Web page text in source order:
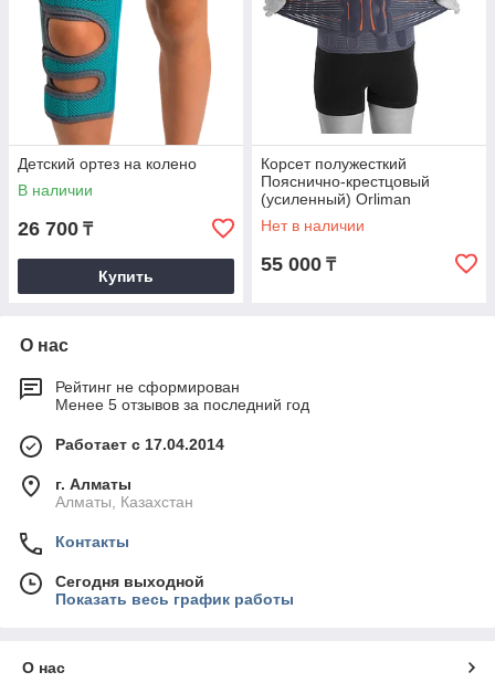
Детский ортез на колено
В наличии
26 700 ₸
Купить
Корсет полужесткий
Пояснично-крестцовый
(усиленный) Orliman
Нет в наличии
55 000 ₸
О нас
Рейтинг не сформирован
Менее 5 отзывов за последний год
Работает с 17.04.2014
г. Алматы
Алматы, Казахстан
Контакты
Сегодня выходной
Показать весь график работы
О нас